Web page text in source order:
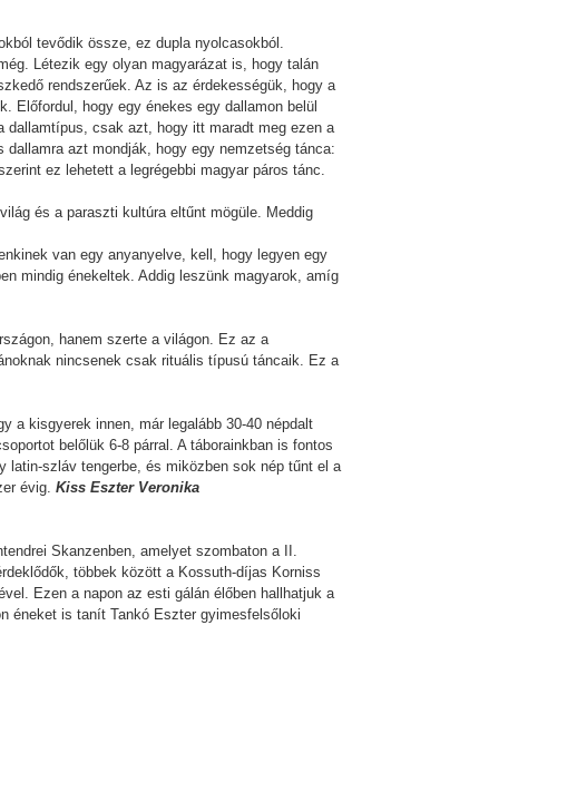
tevődik össze, ez dupla nyolcasokból.
Létezik egy olyan magyarázat is, hogy talán
rendszerűek. Az is az érdekességük, hogy a
Előfordul, hogy egy énekes egy dallamon belül
csak azt, hogy itt maradt meg ezen a
azt mondják, hogy egy nemzetség tánca:
ez lehetett a legrégebbi magyar páros tánc.
és a paraszti kultúra eltűnt mögüle. Meddig
van egy anyanyelve, kell, hogy legyen egy
mindig énekeltek. Addig leszünk magyarok, amíg
hanem szerte a világon. Ez az a
nincsenek csak rituális típusú táncaik. Ez a
a kisgyerek innen, már legalább 30-40 népdalt
belőlük 6-8 párral. A táborainkban is fontos
latin-szláv tengerbe, és miközben sok nép tűnt el a
évig. Kiss Eszter Veronika
Skanzenben, amelyet szombaton a II.
többek között a Kossuth-díjas Korniss
Ezen a napon az esti gálán élőben hallhatjuk a
éneket is tanít Tankó Eszter gyimesfelsőloki